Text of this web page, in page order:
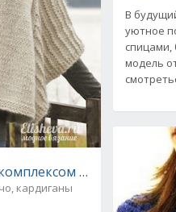
узоров от
кардиганы
В
уютное
спицами,
модель